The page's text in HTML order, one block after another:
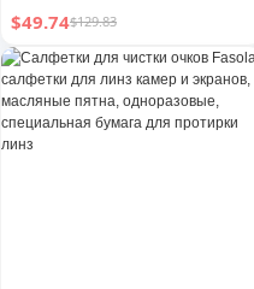
поляризационные
солнцезащитные очки с
защитой от УФ-излучения
$49.74$129.83